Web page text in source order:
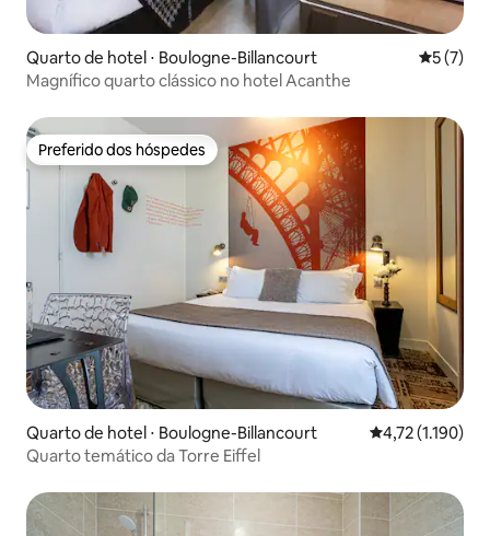
Quarto de hotel ⋅ Boulogne-Billancourt 5 de
5 (7)
Magnífico quarto clássico no hotel Acanthe
Preferido dos hóspedes
Preferido dos hóspedes
Quarto de hotel ⋅ Boulogne-Billancourt 4,72 de uma
4,72 (1.190)
Quarto temático da Torre Eiffel